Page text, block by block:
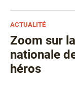
ACTUALITÉ
Zoom sur
nationale
héros